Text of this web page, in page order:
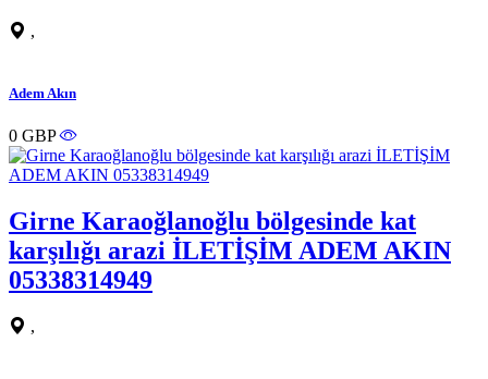
,
Adem Akın
0 GBP
Girne Karaoğlanoğlu bölgesinde kat
karşılığı arazi İLETİŞİM ADEM AKIN
05338314949
,